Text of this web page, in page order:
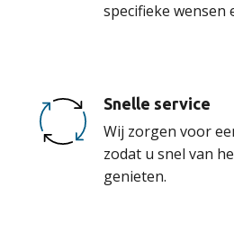
specifieke wensen
Snelle service
Wij zorgen voor
zodat u snel van
genieten.